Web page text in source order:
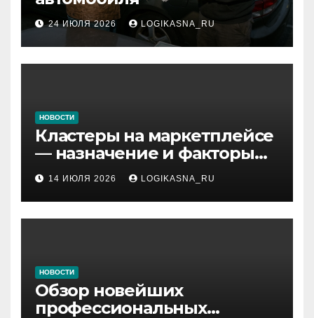
24 ИЮЛЯ 2026 LOGIKASNA_RU
НОВОСТИ
Кластеры на маркетплейсе
— назначение и факторы
ранжирования складов
14 ИЮЛЯ 2026 LOGIKASNA_RU
НОВОСТИ
Обзор новейших
профессиональных